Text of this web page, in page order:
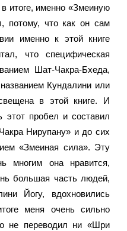
итоге, именно «Змеиную
потому, что как он сам
именно к этой книге
что специфическая
Шат-Чакра-Бхеда,
Кундалини или
в этой книге. И
этот пробел и составил
Нирупану» и до сих
«Змеиная сила». Эту
многим она нравится,
большая часть людей,
Йогу, вдохновились
меня очень сильно
не переводил ни «Шри